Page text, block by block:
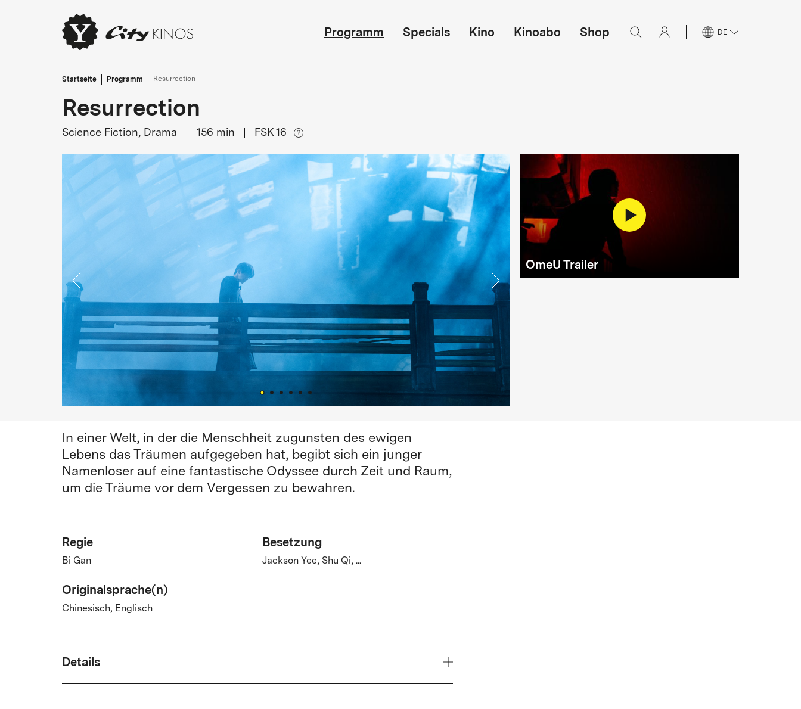
Programm Specials Kino Kinoabo Shop DE
Startseite Programm Resurrection
Resurrection
Science Fiction, Drama 156 min FSK 16
OmeU Trailer
In einer Welt, in der die Menschheit zugunsten des ewigen
Lebens das Träumen aufgegeben hat, begibt sich ein junger
Namenloser auf eine fantastische Odyssee durch Zeit und Raum,
um die Träume vor dem Vergessen zu bewahren.
Regie
Bi Gan
Besetzung
Jackson Yee, Shu Qi, ...
Originalsprache(n)
Chinesisch, Englisch
Details